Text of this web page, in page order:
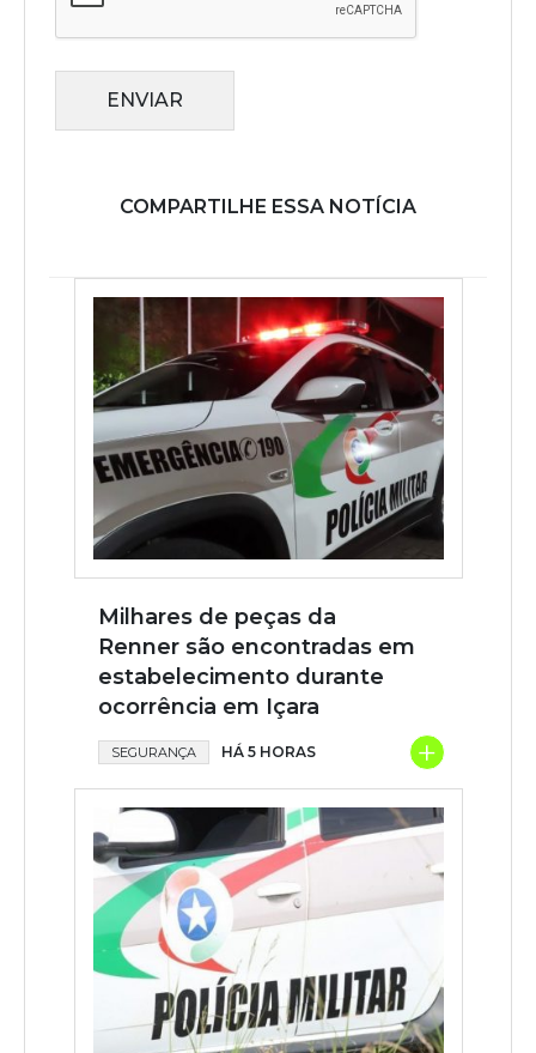
ENVIAR
COMPARTILHE ESSA NOTÍCIA
Milhares de peças da
Renner são encontradas em
estabelecimento durante
ocorrência em Içara
SEGURANÇA HÁ 5 HORAS +